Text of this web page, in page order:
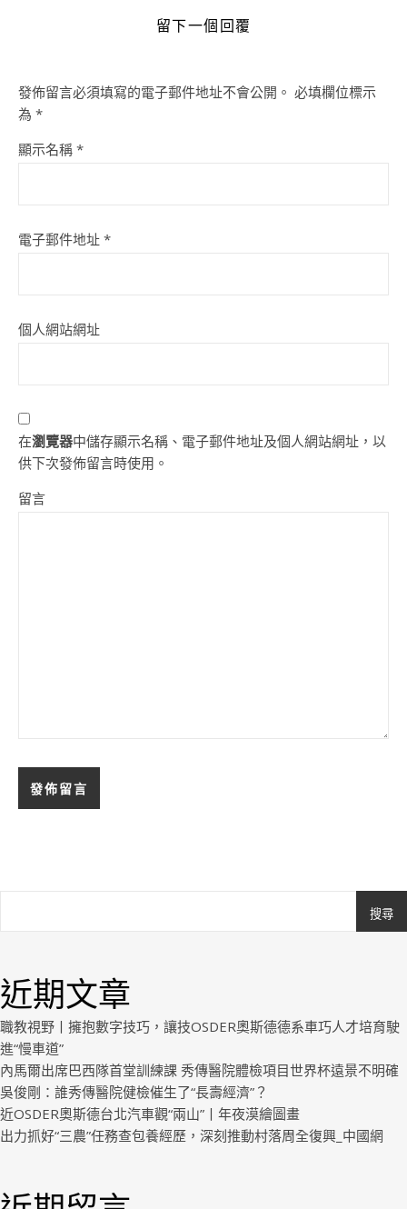
留下一個回覆
發佈留言必須填寫的電子郵件地址不會公開。 必填欄位標示
為 *
顯示名稱 *
電子郵件地址 *
個人網站網址
在瀏覽器中儲存顯示名稱、電子郵件地址及個人網站網址，以
供下次發佈留言時使用。
留言
搜尋
近期文章
職教視野丨擁抱數字技巧，讓技OSDER奧斯德德系車巧人才培育駛
進“慢車道”
內馬爾出席巴西隊首堂訓練課 秀傳醫院體檢項目世界杯遠景不明確
吳俊剛：誰秀傳醫院健檢催生了“長壽經濟”？
近OSDER奧斯德台北汽車觀“兩山”丨年夜漠繪圖畫
出力抓好“三農”任務查包養經歷，深刻推動村落周全復興_中國網
Royal.